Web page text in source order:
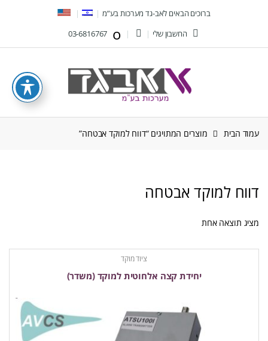
ברוכים הבאים לאב-גד מערכות בע”מ
החשבון שלי
עמוד הבית מוצרים המתויגים “דווח למוקד אבטחה”
דווח למוקד אבטחה
מציג תוצאה אחת
ציוד מוקד
יחידת קצה אלחוטית למוקד (משדר)